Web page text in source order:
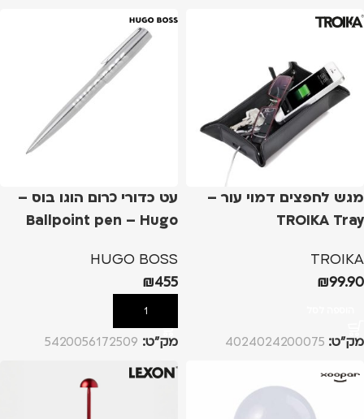
מגש לחפצים דמוי עור –
TROIKA Tray
TROIKA
₪99.90
מק”ט: 4024024200075
עט כדורי כרום הוגו בוס –
Ballpoint pen – Hugo
HUGO BOSS
₪455
הוספה לסל
מק”ט: 5420056172509